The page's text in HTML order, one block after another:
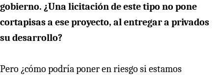
gobierno. ¿Una licitación de este tipo no pone
cortapisas a ese proyecto, al entregar a privados
su desarrollo?
Pero ¿cómo podría poner en riesgo si estamos